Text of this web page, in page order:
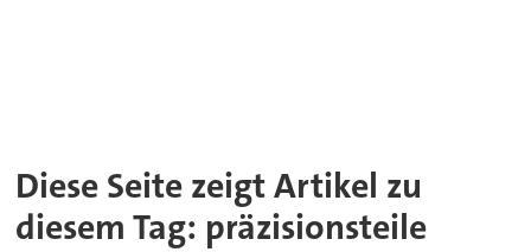
Diese Seite zeigt Artikel zu
diesem Tag: präzisionsteile